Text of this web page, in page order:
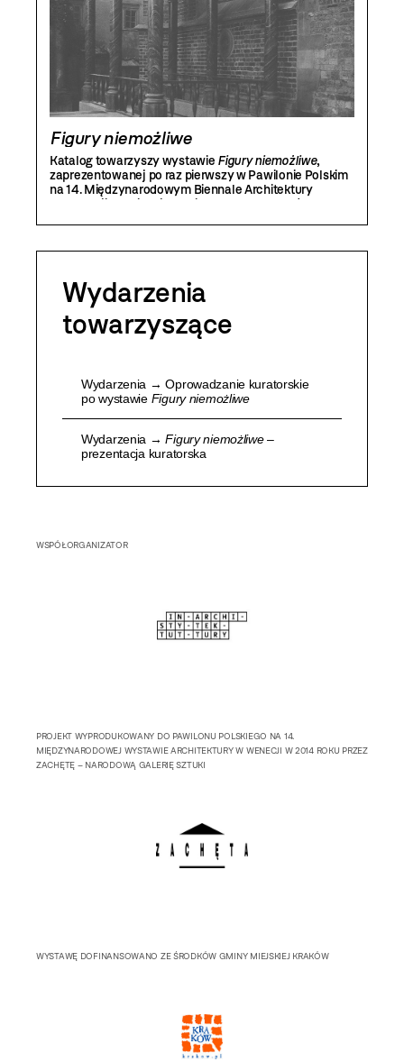
Figury niemożliwe
Katalog towarzyszy wystawie Figury niemożliwe,
zaprezentowanej po raz pierwszy w Pawilonie Polskim
na 14. Międzynarodowym Biennale Architektury
w Wenecji. Publikacja zawiera teksty kuratorów
Czai i Jana Sowy. Została zilustrowana diagramami
Wydarzenia
towarzyszące
Wydarzenia → Oprowadzanie kuratorskie
po wystawie Figury niemożliwe
Wydarzenia →Figury niemożliwe–
prezentacja kuratorska
WSPÓŁORGANIZATOR
PROJEKT WYPRODUKOWANY DO PAWILONU POLSKIEGO NA 14.
MIĘDZYNARODOWEJ WYSTAWIE ARCHITEKTURY W WENECJI W 2014 ROKU PRZEZ
ZACHĘTĘ – NARODOWĄ GALERIĘ SZTUKI
WYSTAWĘ DOFINANSOWANO ZE ŚRODKÓW GMINY MIEJSKIEJ KRAKÓW